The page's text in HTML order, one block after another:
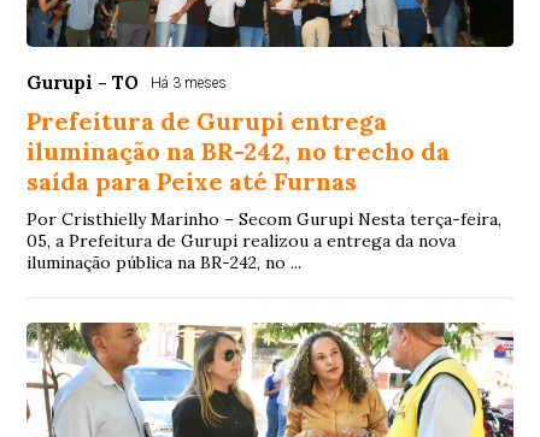
Gurupi - TO Há 3 meses
Prefeitura de Gurupi entrega
iluminação na BR-242, no trecho da
saída para Peixe até Furnas
Por Cristhielly Marinho – Secom Gurupi Nesta terça-feira,
05, a Prefeitura de Gurupi realizou a entrega da nova
iluminação pública na BR-242, no ...